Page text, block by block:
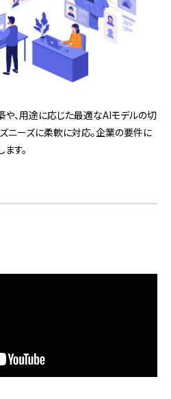
、用途に応じた最適なAIモデルの切
ニーズに柔軟に対応。企業の要件に
す。